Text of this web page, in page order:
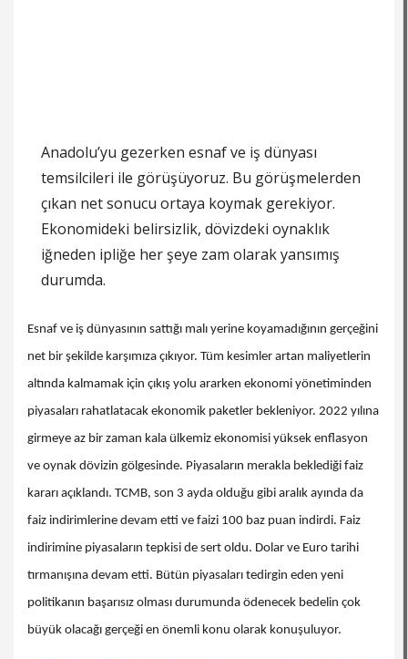
Anadolu’yu gezerken esnaf ve iş dünyası
temsilcileri ile görüşüyoruz. Bu görüşmelerden
çıkan net sonucu ortaya koymak gerekiyor.
Ekonomideki belirsizlik, dövizdeki oynaklık
iğneden ipliğe her şeye zam olarak yansımış
durumda.
Esnaf ve iş dünyasının sattığı malı yerine koyamadığının gerçeğini
net bir şekilde karşımıza çıkıyor. Tüm kesimler artan maliyetlerin
altında kalmamak için çıkış yolu ararken ekonomi yönetiminden
piyasaları rahatlatacak ekonomik paketler bekleniyor. 2022 yılına
girmeye az bir zaman kala ülkemiz ekonomisi yüksek enflasyon
ve oynak dövizin gölgesinde. Piyasaların merakla beklediği faiz
kararı açıklandı. TCMB, son 3 ayda olduğu gibi aralık ayında da
faiz indirimlerine devam etti ve faizi 100 baz puan indirdi. Faiz
indirimine piyasaların tepkisi de sert oldu. Dolar ve Euro tarihi
tırmanışına devam etti. Bütün piyasaları tedirgin eden yeni
politikanın başarısız olması durumunda ödenecek bedelin çok
büyük olacağı gerçeği en önemli konu olarak konuşuluyor.